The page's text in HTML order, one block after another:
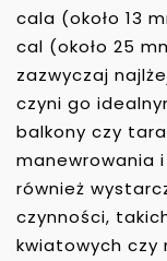
cala (około 13
cal (około 25
zazwyczaj
czyni go
balkony czy
manewrowania
również
czynności,
kwiatowych czy